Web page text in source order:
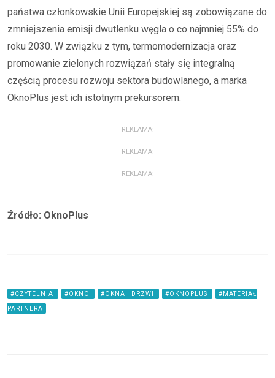
państwa członkowskie Unii Europejskiej są zobowiązane do
zmniejszenia emisji dwutlenku węgla o co najmniej 55% do
roku 2030. W związku z tym, termomodernizacja oraz
promowanie zielonych rozwiązań stały się integralną
częścią procesu rozwoju sektora budowlanego, a marka
OknoPlus jest ich istotnym prekursorem.
REKLAMA:
REKLAMA:
REKLAMA:
Źródło: OknoPlus
#CZYTELNIA #OKNO #OKNA I DRZWI #OKNOPLUS #MATERIAŁ
PARTNERA